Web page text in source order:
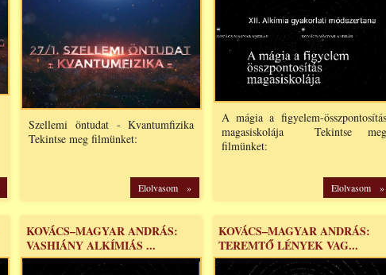
Szellemi öntudat - Kvantumfizika
Tekintse meg filmünket:
Elolvasom »
A mágia a figyelem-összpontosítás
magasiskolája Tekintse meg
filmünket:
Elolvasom »
KOVÁCS–MAGYAR ANDRÁS:
VASHIÁNY ALKÍMIÁS ...
KOVÁCS–MAGYAR ANDRÁS:
TEREMTŐ LÉNYEK VAG...